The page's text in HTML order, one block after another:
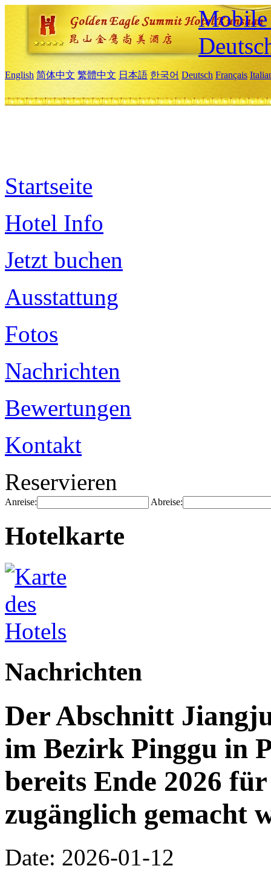
Mobile
English 简体中文 繁體中文 日本語 한국어 Deutsch Français
Startseite
Hotel Info
Jetzt buchen
Ausstattung
Fotos
Nachrichten
Bewertungen
Kontakt
Reservieren
Anreise: Abreise:
Hotelkarte
Nachrichten
Der Abschnitt
im Bezirk Pinggu in
bereits Ende 2026
zugänglich gemacht
Date: 2026-01-12